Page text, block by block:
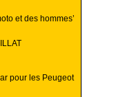
et des hommes’
pour les Peugeot